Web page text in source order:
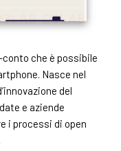
che è possibile
Nasce nel
del
e aziende
i processi di open